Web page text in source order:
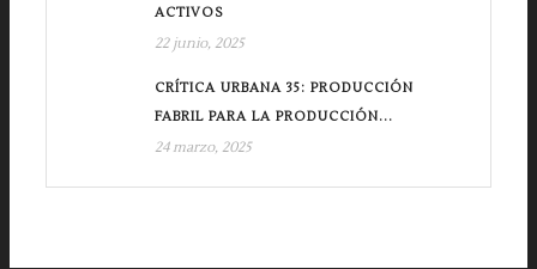
ACTIVOS
22 junio, 2025
CRÍTICA URBANA 35: PRODUCCIÓN
FABRIL PARA LA PRODUCCIÓN...
24 marzo, 2025